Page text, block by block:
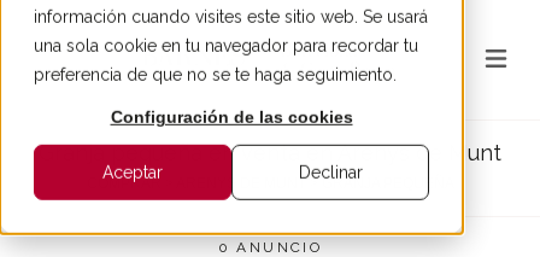
información cuando visites este sitio web. Se usará
una sola cookie en tu navegador para recordar tu
preferencia de que no se te haga seguimiento.
Configuración de las cookies
Aceptar Declinar
Granja pequeña en venta en Arenys de Munt
COMPRAR > ARENYS DE MUNT > GRANJA PEQUEÑA
0 ANUNCIO